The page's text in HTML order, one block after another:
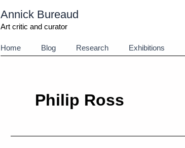
Annick Bureaud
Art critic and curator
Home Blog Research Exhibitions
Philip Ross